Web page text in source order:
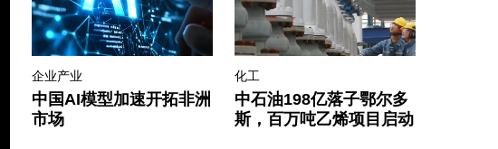
企业产业
中国AI模型加速开拓非洲
市场
化工
中石油198亿落子鄂尔多
斯，百万吨乙烯项目启动